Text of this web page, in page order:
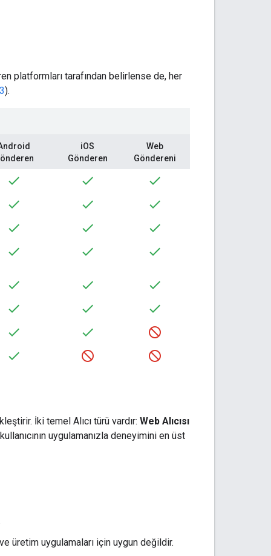
platformları tarafından belirlense de, her
).
iOS
Gönderen
Web
Göndereni
İki temel Alıcı türü vardır: Web Alıcısı
uygulamanızla deneyimini en üst
üretim uygulamaları için uygun değildir.